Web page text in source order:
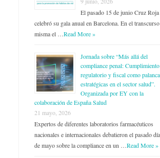
El pasado 15 de junio Cruz Roja
celebró su gala anual en Barcelona. En el
misma el …Read More »
Jornada sobre “Más allá del
compliance penal: Cumplimiento
regulatorio y fiscal como
estratégicas en el sector salud”.
Organizada por EY con la
colaboración de España Salud
21 mayo, 2026
Expertos de diferentes laboratorios farmacéuticos
nacionales e internacionales debatieron el pasado
de mayo sobre la compliance en un …Read More »